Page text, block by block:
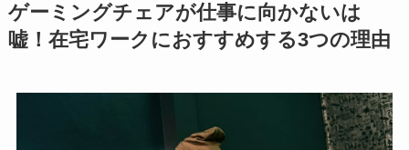
ゲーミングチェアが仕事に向かないは
嘘！在宅ワークにおすすめする3つの理由